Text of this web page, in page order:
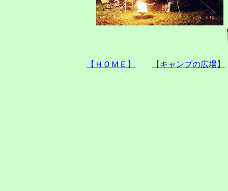
【ＨＯＭＥ】 【キャンプの広場】